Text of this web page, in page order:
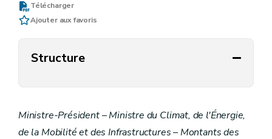
Télécharger
Ajouter aux favoris
Structure
Ministre-Président – Ministre du Climat, de l'Énergie,
de la Mobilité et des Infrastructures – Montants des